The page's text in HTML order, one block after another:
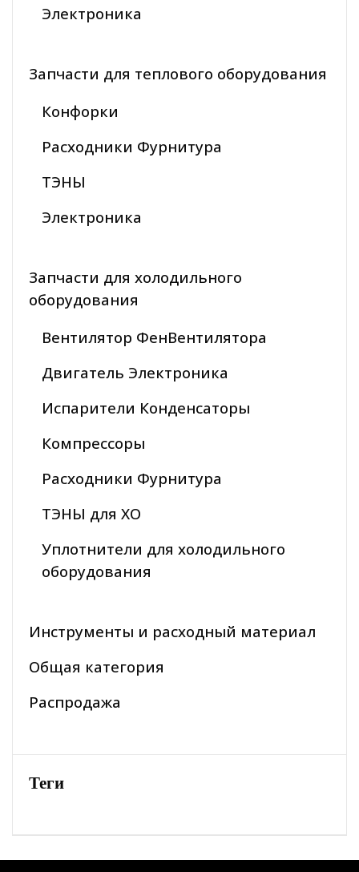
Электроника
Запчасти для теплового оборудования
Конфорки
Расходники Фурнитура
ТЭНЫ
Электроника
Запчасти для холодильного
оборудования
Вентилятор ФенВентилятора
Двигатель Электроника
Испарители Конденсаторы
Компрессоры
Расходники Фурнитура
ТЭНЫ для ХО
Уплотнители для холодильного
оборудования
Инструменты и расходный материал
Общая категория
Распродажа
Теги